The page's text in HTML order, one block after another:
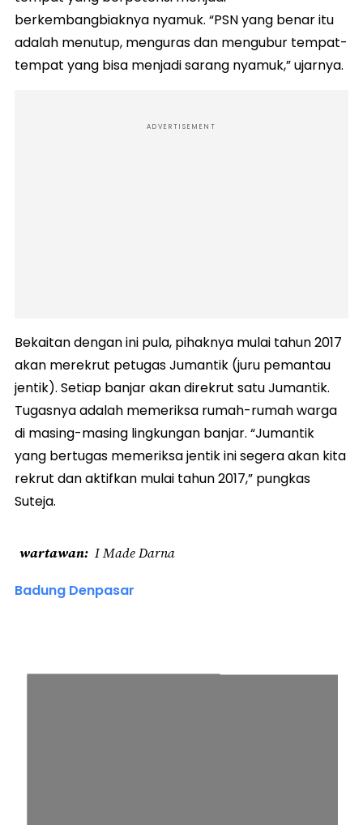
berkembangbiaknya nyamuk. “PSN yang benar itu
adalah menutup, menguras dan mengubur tempat-
tempat yang bisa menjadi sarang nyamuk,” ujarnya.
ADVERTISEMENT
Bekaitan dengan ini pula, pihaknya mulai tahun 2017
akan merekrut petugas Jumantik (juru pemantau
jentik). Setiap banjar akan direkrut satu Jumantik.
Tugasnya adalah memeriksa rumah-rumah warga
di masing-masing lingkungan banjar. “Jumantik
yang bertugas memeriksa jentik ini segera akan kita
rekrut dan aktifkan mulai tahun 2017,” pungkas
Suteja.
wartawan I Made Darna
Badung Denpasar